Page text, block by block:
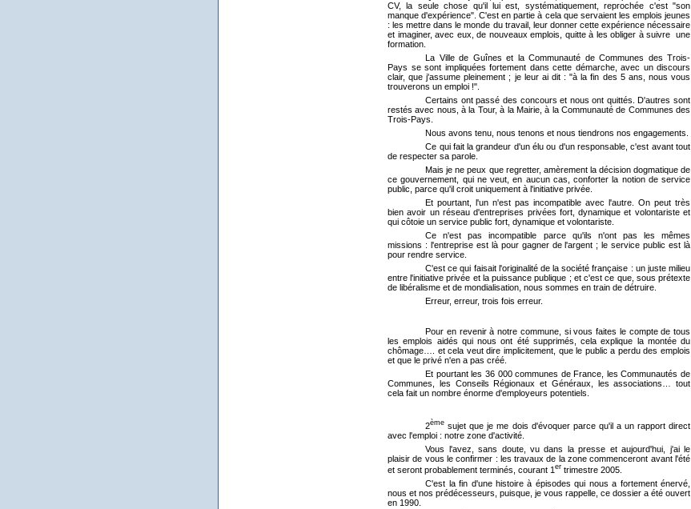
CV, la seule chose qu'il lui est, systématiquement, reprochée c'est "son
manque d'expérience". C'est en partie à cela que servaient les emplois jeunes
: les mettre dans le monde du travail, leur donner cette expérience nécessaire
et imaginer, avec eux, de nouveaux emplois, quitte à les obliger à suivre une
formation.
La Ville de Guînes et la Communauté de Communes des Trois-
Pays se sont impliquées fortement dans cette démarche, avec un discours
clair, que j'assume pleinement ; je leur ai dit : "à la fin des 5 ans, nous vous
trouverons un emploi !".
Certains ont passé des concours et nous ont quittés. D'autres sont
restés avec nous, à la Tour, à la Mairie, à la Communauté de Communes des
Trois-Pays.
Nous avons tenu, nous tenons et nous tiendrons nos engagements.
Ce qui fait la grandeur d'un élu ou d'un responsable, c'est avant tout
de respecter sa parole.
Mais je ne peux que regretter, amèrement la décision dogmatique de
ce gouvernement, qui ne veut, en aucun cas, conforter la notion de service
public, parce qu'il croit uniquement à l'initiative privée.
Et pourtant, l'un n'est pas incompatible avec l'autre. On peut très
bien avoir un réseau d'entreprises privées fort, dynamique et volontariste et
qui côtoie un service public fort, dynamique et volontariste.
Ce n'est pas incompatible parce qu'ils n'ont pas les mêmes
missions : l'entreprise est là pour gagner de l'argent ; le service public est là
pour rendre service.
C'est ce qui faisait l'originalité de la société française : un juste milieu
entre l'initiative privée et la puissance publique ; et c'est ce que, sous prétexte
de libéralisme et de mondialisation, nous sommes en train de détruire.
Erreur, erreur, trois fois erreur.
Pour en revenir à notre commune, si vous faites le compte de tous
les emplois aidés qui nous ont été supprimés, cela explique la montée du
chômage…. et cela veut dire implicitement, que le public a perdu des emplois
et que le privé n'en a pas créé.
Et pourtant les 36 000 communes de France, les Communautés de
Communes, les Conseils Régionaux et Généraux, les associations… tout
cela fait un nombre énorme d'employeurs potentiels.
2ème sujet que je me dois d'évoquer parce qu'il a un rapport direct
avec l'emploi : notre zone d'activité.
Vous l'avez, sans doute, vu dans la presse et aujourd'hui, j'ai le
plaisir de vous le confirmer : les travaux de la zone commenceront avant l'été
et seront probablement terminés, courant 1 er trimestre 2005.
C'est la fin d'une histoire à épisodes qui nous a fortement énervé,
nous et nos prédécesseurs, puisque, je vous rappelle, ce dossier a été ouvert
en 1990.